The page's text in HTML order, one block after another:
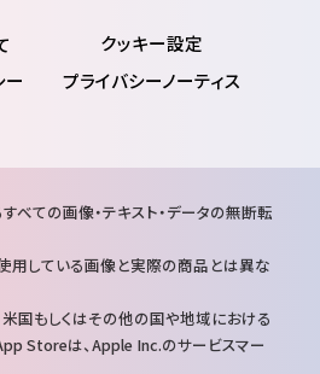
ー
プライバシーノーティス
べての画像・テキスト・データの無断転
用している画像と実際の商品とは異な
国もしくはその他の国や地域における
Storeは、Apple Inc.のサービスマー